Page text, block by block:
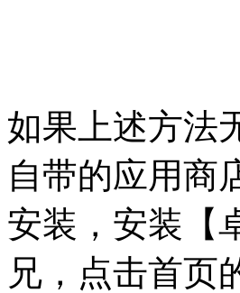
如果上述方法
自带的应用商
安装，安装【
兄，点击首页